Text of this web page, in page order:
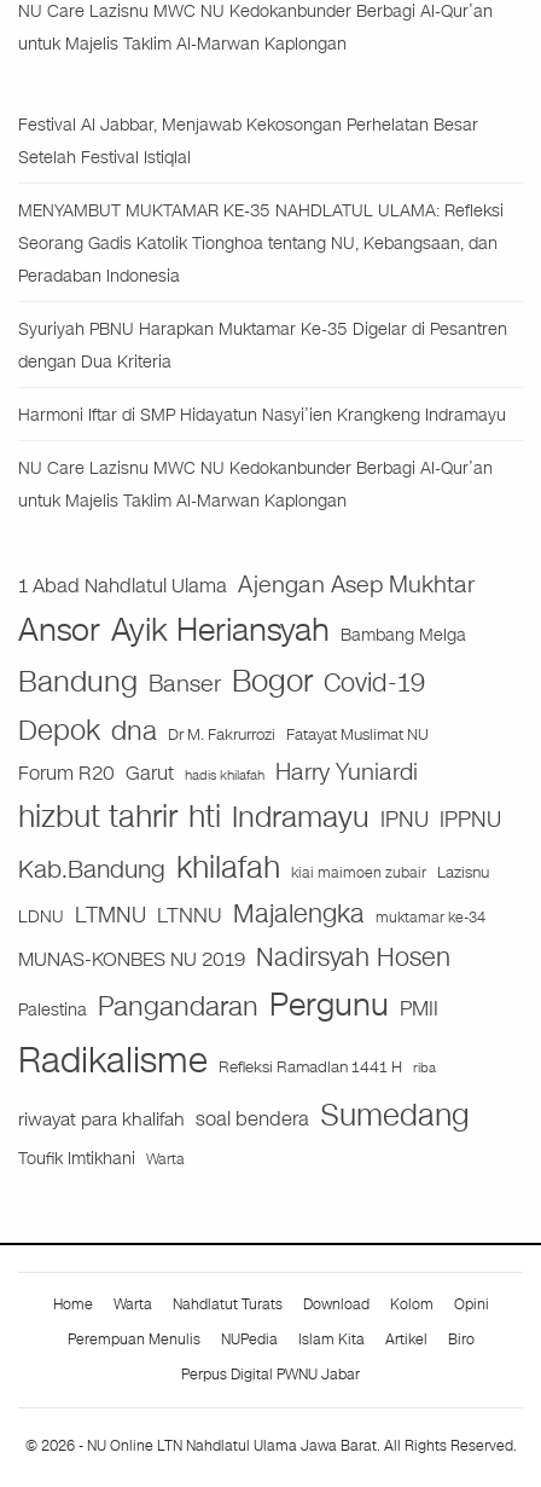
NU Care Lazisnu MWC NU Kedokanbunder Berbagi Al-Qur’an
untuk Majelis Taklim Al-Marwan Kaplongan
Festival Al Jabbar, Menjawab Kekosongan Perhelatan Besar
Setelah Festival Istiqlal
MENYAMBUT MUKTAMAR KE-35 NAHDLATUL ULAMA: Refleksi
Seorang Gadis Katolik Tionghoa tentang NU, Kebangsaan, dan
Peradaban Indonesia
Syuriyah PBNU Harapkan Muktamar Ke-35 Digelar di Pesantren
dengan Dua Kriteria
Harmoni Iftar di SMP Hidayatun Nasyi’ien Krangkeng Indramayu
NU Care Lazisnu MWC NU Kedokanbunder Berbagi Al-Qur’an
untuk Majelis Taklim Al-Marwan Kaplongan
1 Abad Nahdlatul Ulama Ajengan Asep Mukhtar
Ansor Ayik Heriansyah Bambang Melga
Bandung Banser Bogor Covid-19
Depok dna Dr M. Fakrurrozi Fatayat Muslimat NU
Forum R20 Garut hadis khilafah Harry Yuniardi
hizbut tahrir hti Indramayu IPNU IPPNU
Kab.Bandung khilafah kiai maimoen zubair
Lazisnu
LDNU LTMNU LTNNU Majalengka muktamar ke-34
MUNAS-KONBES NU 2019 Nadirsyah Hosen
Palestina Pangandaran Pergunu PMII
Radikalisme Refleksi Ramadlan 1441 H riba
riwayat para khalifah soal bendera Sumedang
Toufik Imtikhani Warta
Home Warta Nahdlatut Turats Download Kolom
Opini
Perempuan Menulis
NUPedia Islam Kita Artikel
Biro
Perpus Digital PWNU Jabar
© 2026 - NU Online LTN Nahdlatul Ulama Jawa Barat. All Rights Reserved.